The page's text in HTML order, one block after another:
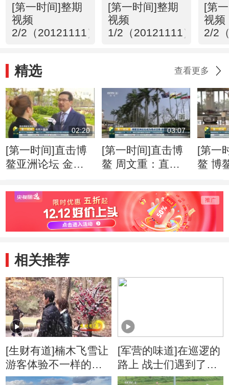
[第一时间]整期
视频
2/2（20121111）
[第一时间]整期
视频
1/2（20121111）
[第
视频
2/2
精选 查看更多
02:20
[第一时间]直击博
鳌亚洲论坛 金融
管面临更多挑战
03:07
[第一时间]直击博
鳌 周文重：直面
洲应发出自己的声
音
[第一
鳌 博
就绪
相关推荐
[生财有道]楠木飞雪让
游客体验不一样的四
季雪景
[军营的味道]在巡逻的
路上 战士们遇到了求
助